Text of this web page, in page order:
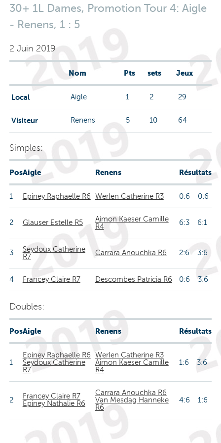
30+ 1L Dames, Promotion Tour 4: Aigle
- Renens, 1 : 5
2 Juin 2019
Nom Pts sets Jeux
Local Aigle 1 2 29
Visiteur Renens 5 10 64
Simples:
PosAigle Renens Résultats
1 Epiney Raphaelle R6 Werlen Catherine R3 0:6 0:6
2 Glauser Estelle R5
Aimon Kaeser Camille
R4
6:3 6:1
3
Seydoux Catherine
R7
Carrara Anouchka R6 2:6 3:6
4 Francey Claire R7 Descombes Patricia R6 0:6 3:6
Doubles:
PosAigle Renens Résultats
1
Epiney Raphaelle R6
Seydoux Catherine
R7
Werlen Catherine R3
Aimon Kaeser Camille
R4
1:6 3:6
2
Francey Claire R7
Epiney Nathalie R6
Carrara Anouchka R6
Van Mesdag Hanneke
R6
4:6 1:6